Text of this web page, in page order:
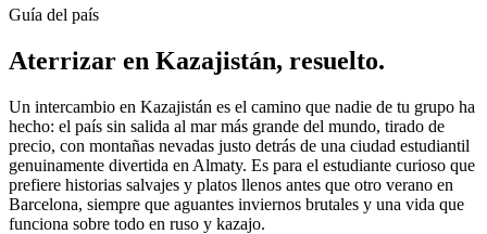
Guía del país
Aterrizar en Kazajistán, resuelto.
Un intercambio en Kazajistán es el camino que nadie de tu grupo ha
hecho: el país sin salida al mar más grande del mundo, tirado de
precio, con montañas nevadas justo detrás de una ciudad estudiantil
genuinamente divertida en Almaty. Es para el estudiante curioso que
prefiere historias salvajes y platos llenos antes que otro verano en
Barcelona, siempre que aguantes inviernos brutales y una vida que
funciona sobre todo en ruso y kazajo.